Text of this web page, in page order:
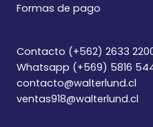
Formas de pago
Contacto (+562) 2633
Whatsapp (+569) 5816
contacto@walterlund.cl
ventas918@walterlund.cl